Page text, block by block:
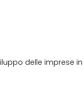
delle imprese in